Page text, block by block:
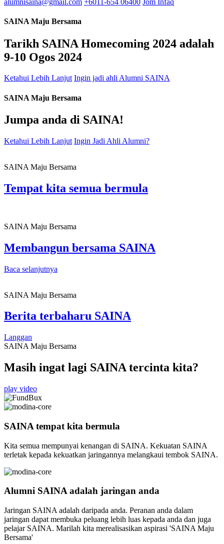
alumnisaina@gmail.com +6011-654 06400 Jom Infaq
SAINA Maju Bersama
Tarikh SAINA Homecoming 2024 adalah
9-10 Ogos 2024
Ketahui Lebih Lanjut Ingin jadi ahli Alumni SAINA
SAINA Maju Bersama
Jumpa anda di SAINA!
Ketahui Lebih Lanjut Ingin Jadi Ahli Alumni?
SAINA Maju Bersama
Tempat kita semua bermula
SAINA Maju Bersama
Membangun bersama SAINA
Baca selanjutnya
SAINA Maju Bersama
Berita terbaharu SAINA
Langgan
SAINA Maju Bersama
Masih ingat lagi SAINA tercinta kita?
play video
SAINA tempat kita bermula
Kita semua mempunyai kenangan di SAINA. Kekuatan SAINA
terletak kepada kekuatkan jaringannya melangkaui tembok SAINA.
Alumni SAINA adalah jaringan anda
Jaringan SAINA adalah daripada anda. Peranan anda dalam
jaringan dapat membuka peluang lebih luas kepada anda dan juga
pelajar SAINA. Marilah kita merealisasikan aspirasi 'SAINA Maju
Bersama'